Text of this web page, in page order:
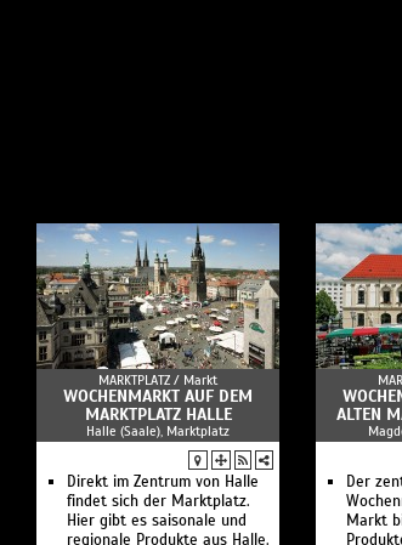
MARKTPLATZ / Markt
WOCHENMARKT AUF DEM
MARKTPLATZ HALLE
Halle (Saale), Marktplatz
Direkt im Zentrum von Halle
findet sich der Marktplatz.
Hier gibt es saisonale und
regionale Produkte aus Halle.
ALTEN
Der
Markt